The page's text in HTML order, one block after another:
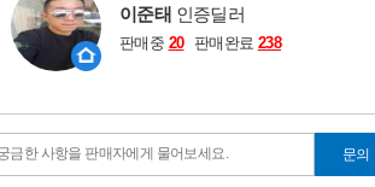
이준태 인증딜러
판매중 20 판매완료 238
금한 사항을 판매자에게 물어보세요. 문의